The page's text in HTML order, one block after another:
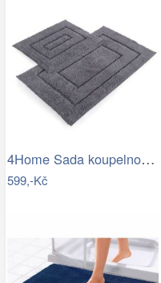
4Home Sada koupelnových předložek Retta…
599,-Kč